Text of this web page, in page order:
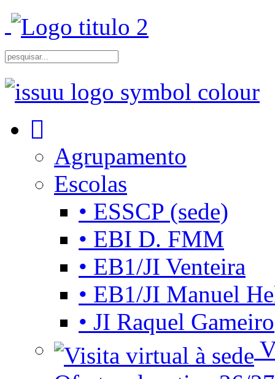
Agrupamento
Escolas
• ESSCP (sede)
• EBI D. FMM
• EB1/JI Venteira
• EB1/JI Manuel
• JI Raquel Gameiro